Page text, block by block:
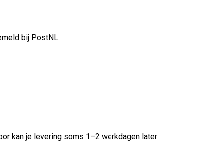
bij PostNL.
kan je levering soms 1–2 werkdagen later